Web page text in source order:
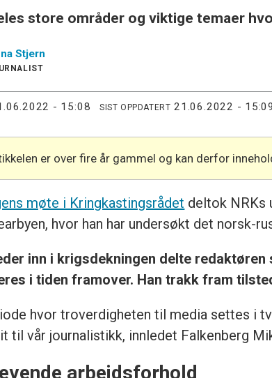
store områder og viktige temaer
Stjern
- 15:08 SIST OPPDATERT 21.06.2022 - 15:09
er over fire år gammel og kan derfor
møte i Kringkastingsrådet deltok NRKs
hvor han har undersøkt det norsk-
inn i krigsdekningen delte
i tiden framover. Han trakk fram
hvor troverdigheten til media settes
til vår journalistikk, innledet Falkenberg
arbeidsforhold